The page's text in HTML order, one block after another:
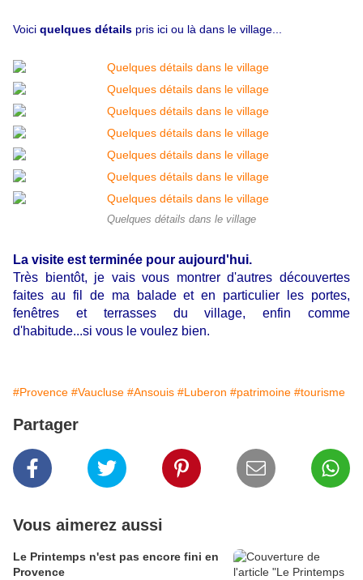
Voici quelques détails pris ici ou là dans le village...
Quelques détails dans le village
La visite est terminée pour aujourd'hui.
Très bientôt, je vais vous montrer d'autres découvertes
faites au fil de ma balade et en particulier les portes,
fenêtres et terrasses du village, enfin comme
d'habitude...si vous le voulez bien.
#Provence #Vaucluse #Ansouis #Luberon #patrimoine #tourisme
Partager
Vous aimerez aussi
Le Printemps n'est pas encore fini en
Provence